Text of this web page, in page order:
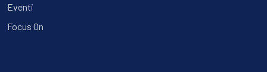
Eventi
Focus On